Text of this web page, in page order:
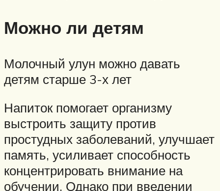
Можно ли детям
Молочный улун можно давать
детям старше 3-х лет
Напиток помогает организму
выстроить защиту против
простудных заболеваний, улучшает
память, усиливает способность
концентрировать внимание на
обучении. Однако при введении